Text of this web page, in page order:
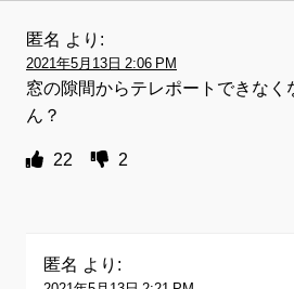
匿名 より:
2021年5月13日 2:06 PM
窓の隙間からテレポートできなく
ん？
22 2
匿名 より: